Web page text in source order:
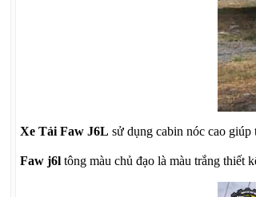
Xe Tải Faw J6L sử dụng cabin nóc cao giúp
Faw j6l tông màu chủ đạo là màu trắng thiết